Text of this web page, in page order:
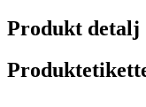
Produkt detalj